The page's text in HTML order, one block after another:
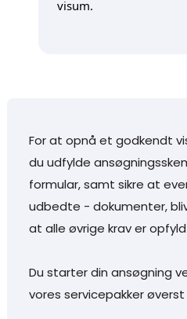
visum.
For at opnå et godkendt
du udfylde
formular, samt sikre at
udbedte - dokumenter,
at alle øvrige krav er
Du starter din ansøgning
vores servicepakker